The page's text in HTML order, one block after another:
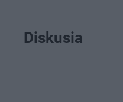
Diskusia